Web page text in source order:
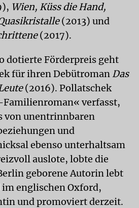
Wien, Küss die Hand,
(2013) und
(2017).
dotierte Förderpreis geht
für ihren Debütroman Das
(2016). Pollatschek
verfasst,
von unentrinnbaren
und
ebenso unterhaltsam
auslote, lobte die
geborene Autorin lebt
englischen Oxford,
und promoviert derzeit.